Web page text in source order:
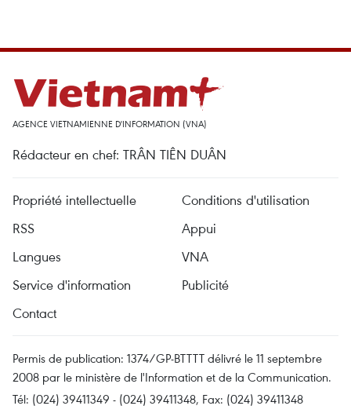
AGENCE VIETNAMIENNE D'INFORMATION (VNA)
Rédacteur en chef: TRÂN TIÊN DUÂN
Propriété intellectuelle
Conditions d'utilisation
RSS
Appui
Langues
VNA
Service d'information
Publicité
Contact
Permis de publication: 1374/GP-BTTTT délivré le 11 septembre
2008 par le ministère de l'Information et de la Communication.
Tél: (024) 39411349 - (024) 39411348, Fax: (024) 39411348